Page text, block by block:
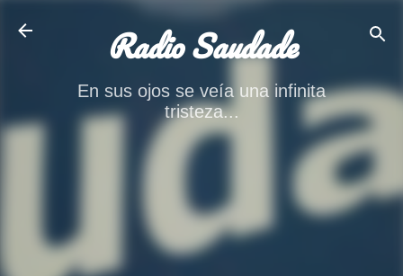
Radio Saudade
En sus ojos se veía una infinita
tristeza...